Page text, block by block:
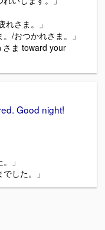
さま。」
/おつかれさま。」
さま toward your
Good night!
」
した。」